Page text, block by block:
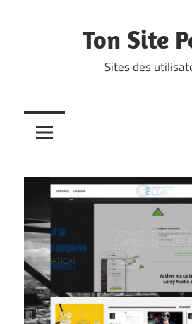
Ton Site
Sites des